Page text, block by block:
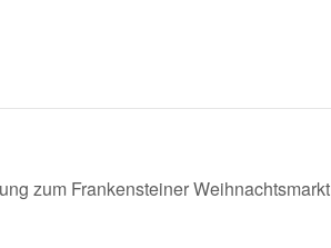
zum Frankensteiner Weihnachtsmarkt